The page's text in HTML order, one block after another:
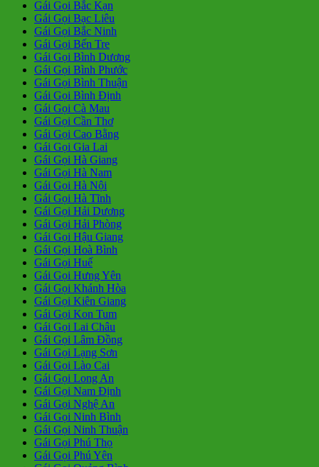
Gái Gọi Bắc Kạn
Gái Gọi Bạc Liêu
Gái Gọi Bắc Ninh
Gái Gọi Bến Tre
Gái Gọi Bình Dương
Gái Gọi Bình Phước
Gái Gọi Bình Thuận
Gái Gọi Bình Định
Gái Gọi Cà Mau
Gái Gọi Cần Thơ
Gái Gọi Cao Bằng
Gái Gọi Gia Lai
Gái Gọi Hà Giang
Gái Gọi Hà Nam
Gái Gọi Hà Nội
Gái Gọi Hà Tĩnh
Gái Gọi Hải Dương
Gái Gọi Hải Phòng
Gái Gọi Hậu Giang
Gái Gọi Hoà Bình
Gái Gọi Huế
Gái Gọi Hưng Yên
Gái Gọi Khánh Hòa
Gái Gọi Kiên Giang
Gái Gọi Kon Tum
Gái Gọi Lai Châu
Gái Gọi Lâm Đồng
Gái Gọi Lạng Sơn
Gái Gọi Lào Cai
Gái Gọi Long An
Gái Gọi Nam Định
Gái Gọi Nghệ An
Gái Gọi Ninh Bình
Gái Gọi Ninh Thuận
Gái Gọi Phú Thọ
Gái Gọi Phú Yên